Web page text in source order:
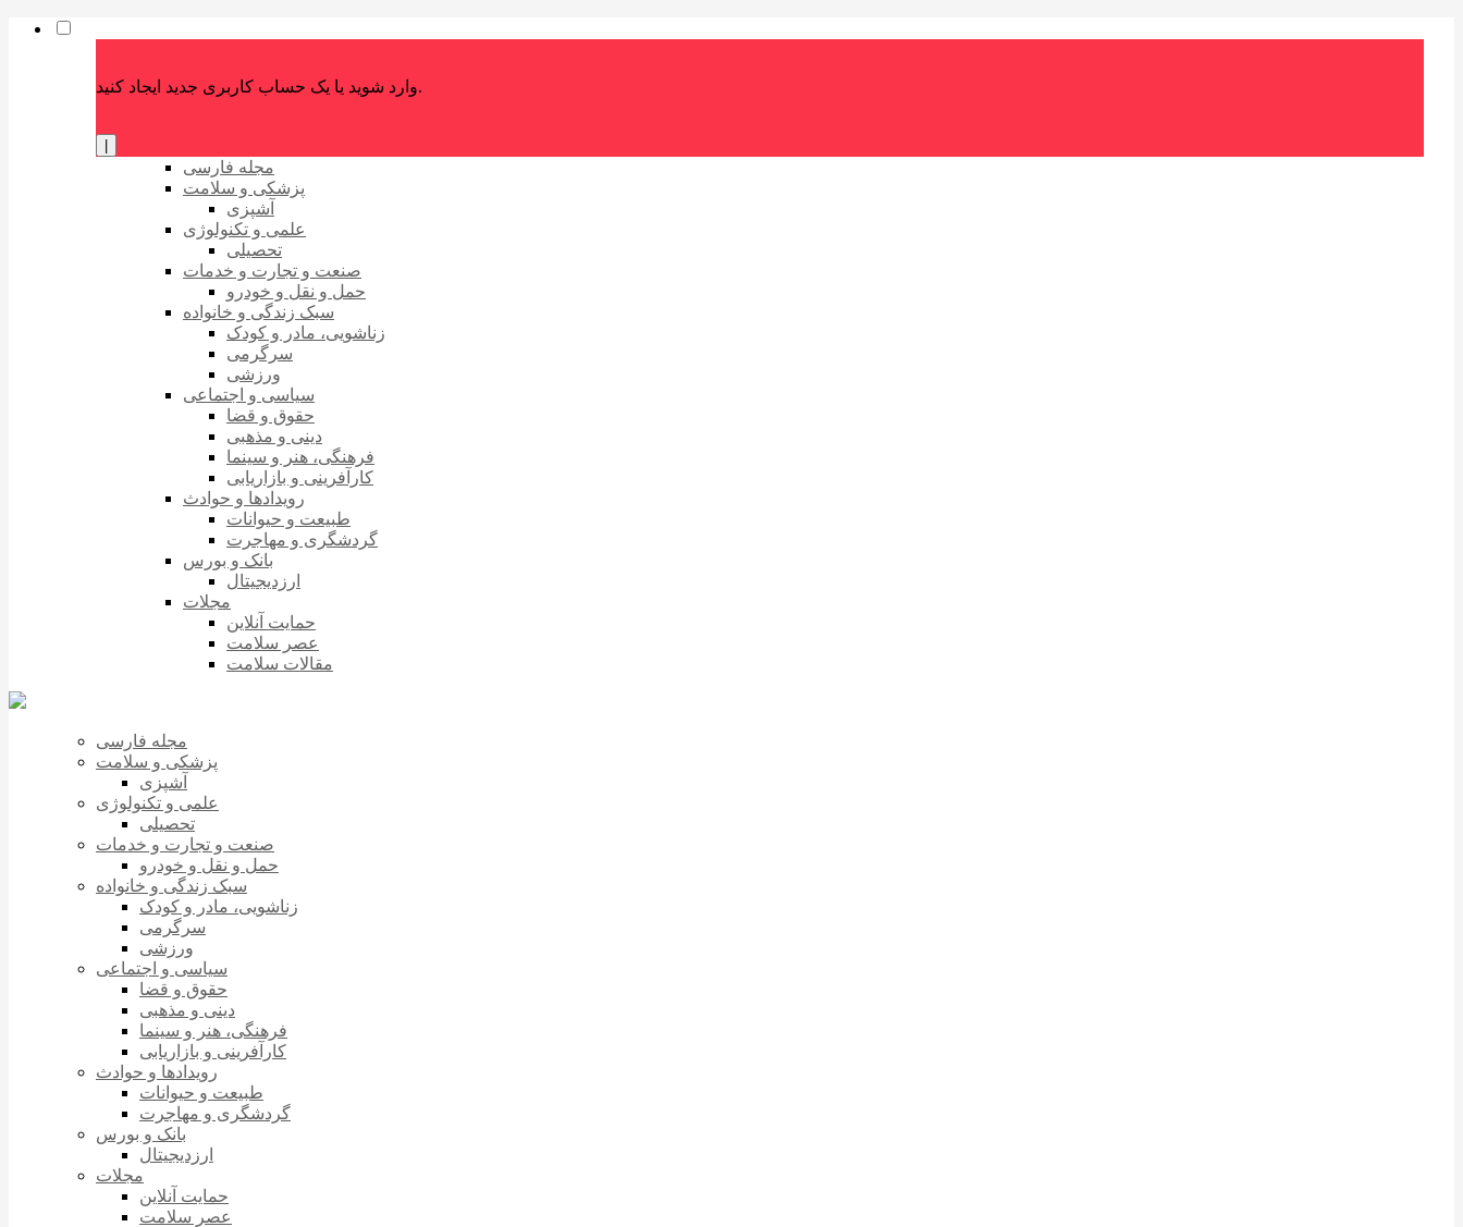
وارد شوید یا یک حساب کاربری جدید ایجاد کنید.
مجله فارسی
پزشکی و سلامت
آشپزی
علمی و تکنولوژی
تحصیلی
صنعت و تجارت و خدمات
حمل و نقل و خودرو
سبک زندگی و خانواده
زناشویی، مادر و کودک
سرگرمی
ورزشی
سیاسی و اجتماعی
حقوق و قضا
دینی و مذهبی
فرهنگی، هنر و سینما
کارآفرینی و بازاریابی
رویدادها و حوادث
طبیعت و حیوانات
گردشگری و مهاجرت
بانک و بورس
ارزدیجیتال
مجلات
حمایت آنلاین
عصر سلامت
مقالات سلامت
مجله فارسی
پزشکی و سلامت
آشپزی
علمی و تکنولوژی
تحصیلی
صنعت و تجارت و خدمات
حمل و نقل و خودرو
سبک زندگی و خانواده
زناشویی، مادر و کودک
سرگرمی
ورزشی
سیاسی و اجتماعی
حقوق و قضا
دینی و مذهبی
فرهنگی، هنر و سینما
کارآفرینی و بازاریابی
رویدادها و حوادث
طبیعت و حیوانات
گردشگری و مهاجرت
بانک و بورس
ارزدیجیتال
مجلات
حمایت آنلاین
عصر سلامت